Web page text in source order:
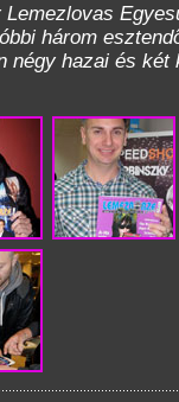
Lemezlovas
három
négy hazai és két